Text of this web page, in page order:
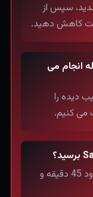
سپس از
کاهش دهید.
انجام می
دیده را
کنیم.
پاسخ اضطراری ترکیدگی لوله معمولاً حدود 45 دقیقه و